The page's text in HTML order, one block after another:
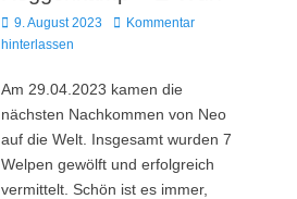
Posted
on
9. August 2023
Kommentar
hinterlassen
Am 29.04.2023 kamen die
nächsten Nachkommen von Neo
auf die Welt. Insgesamt wurden 7
Welpen gewölft und erfolgreich
vermittelt. Schön ist es immer,